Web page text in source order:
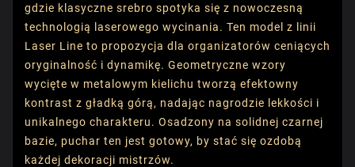
gdzie klasyczne srebro spotyka się z nowoczesną
technologią laserowego wycinania. Ten model z linii
Laser Line to propozycja dla organizatorów ceniących
oryginalność i dynamikę. Geometryczne wzory
wycięte w metalowym kielichu tworzą efektowny
kontrast z gładką górą, nadając nagrodzie lekkości i
unikalnego charakteru. Osadzony na solidnej czarnej
bazie, puchar ten jest gotowy, by stać się ozdobą
każdej dekoracji mistrzów.